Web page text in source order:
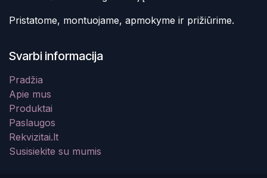
Pristatome, montuojame, apmokyme ir prižiūrime.
Svarbi informacija
Pradžia
Apie mus
Produktai
Paslaugos
Rekvizitai.lt
Susisiekite su mumis